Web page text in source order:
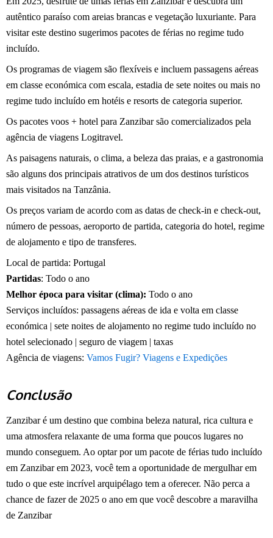
autêntico paraíso com areias brancas e vegetação luxuriante. Para
visitar este destino sugerimos pacotes de férias no regime tudo
incluído.
Os programas de viagem são flexíveis e incluem passagens aéreas
em classe económica com escala, estadia de sete noites ou mais no
regime tudo incluído em hotéis e resorts de categoria superior.
Os pacotes voos + hotel para Zanzibar são comercializados pela
agência de viagens Logitravel.
As paisagens naturais, o clima, a beleza das praias, e a gastronomia
são alguns dos principais atrativos de um dos destinos turísticos
mais visitados na Tanzânia.
Os preços variam de acordo com as datas de check-in e check-out,
número de pessoas, aeroporto de partida, categoria do hotel, regime
de alojamento e tipo de transferes.
Local de partida: Portugal
Partidas: Todo o ano
Melhor época para visitar (clima): Todo o ano
Serviços incluídos: passagens aéreas de ida e volta em classe
económica | sete noites de alojamento no regime tudo incluído no
hotel selecionado | seguro de viagem | taxas
Agência de viagens: Vamos Fugir? Viagens e Expedições
Conclusão
Zanzibar é um destino que combina beleza natural, rica cultura e
uma atmosfera relaxante de uma forma que poucos lugares no
mundo conseguem. Ao optar por um pacote de férias tudo incluído
em Zanzibar em 2023, você tem a oportunidade de mergulhar em
tudo o que este incrível arquipélago tem a oferecer. Não perca a
chance de fazer de 2025 o ano em que você descobre a maravilha
de Zanzibar